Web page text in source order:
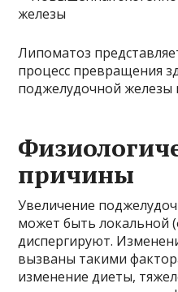
Липоматоз
процесс превращения
поджелудочной железы
причины
Увеличение
может быть локальной
диспергируют.
вызваны такими
изменение диеты,